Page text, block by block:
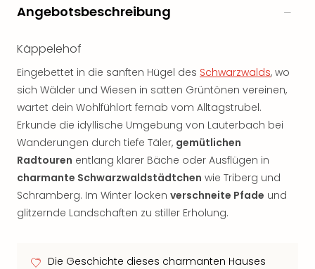
Angebotsbeschreibung
Käppelehof
Eingebettet in die sanften Hügel des Schwarzwalds, wo
sich Wälder und Wiesen in satten Grüntönen vereinen,
wartet dein Wohlfühlort fernab vom Alltagstrubel.
Erkunde die idyllische Umgebung von Lauterbach bei
Wanderungen durch tiefe Täler, gemütlichen
Radtouren entlang klarer Bäche oder Ausflügen in
charmante Schwarzwaldstädtchen wie Triberg und
Schramberg. Im Winter locken verschneite Pfade und
glitzernde Landschaften zu stiller Erholung.
Die Geschichte dieses charmanten Hauses